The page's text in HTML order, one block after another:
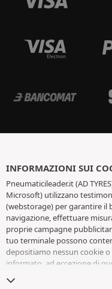
INFORMAZIONI SUI
Pneumaticileader.it (AD
Microsoft) utilizzano
(webstorage) per garantire il
navigazione, effettuare
proprie campagne
tuo terminale possono
depositiamo nessun cookie
informato, ad eccezione di
in qualsiasi momento